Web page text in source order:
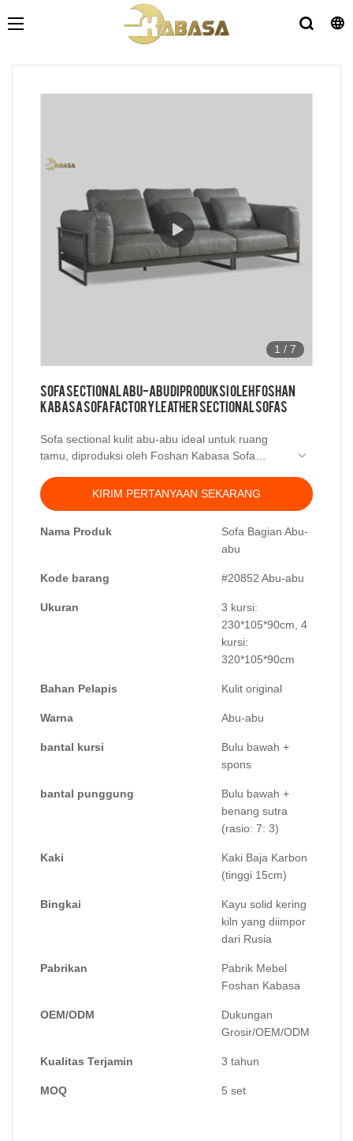
1 / 7
Sofa Sectional Abu-abu Diproduksi Oleh Foshan
Kabasa Sofa Factory Leather Sectional Sofas
Sofa sectional kulit abu-abu ideal untuk ruang
tamu, diproduksi oleh Foshan Kabasa Sofa
tampilan yang bagus untuk jangka panjang di
rumah. Kulit ini adalah kulit asli, cantik dan tahan
untuk pelapis sofa.
KIRIM PERTANYAAN SEKARANG
Nama Produk
Sofa Bagian Abu-
abu
Kode barang #20852 Abu-abu
Ukuran
3 kursi:
230*105*90cm, 4
kursi:
320*105*90cm
Bahan Pelapis Kulit original
Warna Abu-abu
bantal kursi
Bulu bawah +
spons
bantal punggung
Bulu bawah +
benang sutra
(rasio: 7: 3)
Kaki
Kaki Baja Karbon
(tinggi 15cm)
Bingkai
Kayu solid kering
kiln yang diimpor
dari Rusia
Pabrikan
Pabrik Mebel
Foshan Kabasa
OEM/ODM
Dukungan
Grosir/OEM/ODM
Kualitas Terjamin 3 tahun
MOQ 5 set